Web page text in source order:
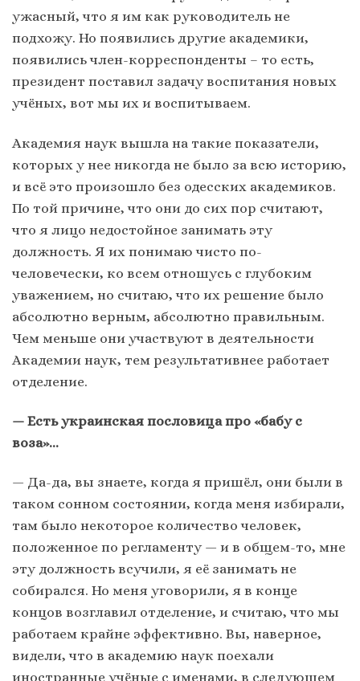
ужасный, что я им как руководитель не
подхожу. Но появились другие академики,
появились член-корреспонденты – то есть,
президент поставил задачу воспитания новых
учёных, вот мы их и воспитываем.
Академия наук вышла на такие показатели,
которых у нее никогда не было за всю историю,
и всё это произошло без одесских академиков.
По той причине, что они до сих пор считают,
что я лицо недостойное занимать эту
должность. Я их понимаю чисто по-
человечески, ко всем отношусь с глубоким
уважением, но считаю, что их решение было
абсолютно верным, абсолютно правильным.
Чем меньше они участвуют в деятельности
Академии наук, тем результативнее работает
отделение.
— Есть украинская пословица про «бабу с
воза»…
— Да-да, вы знаете, когда я пришёл, они были в
таком сонном состоянии, когда меня избирали,
там было некоторое количество человек,
положенное по регламенту — и в общем-то, мне
эту должность всучили, я её занимать не
собирался. Но меня уговорили, я в конце
концов возглавил отделение, и считаю, что мы
работаем крайне эффективно. Вы, наверное,
видели, что в академию наук поехали
иностранные учёные с именами, в следующем